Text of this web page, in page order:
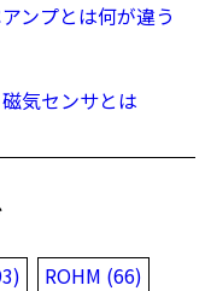
ンプとは何が違う
気センサとは
ROHM (66)